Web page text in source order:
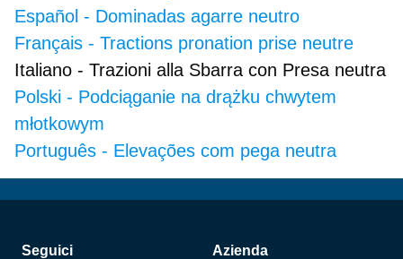
Español - Dominadas agarre neutro
Français - Tractions pronation prise neutre
Italiano - Trazioni alla Sbarra con Presa neutra
Polski - Podciąganie na drążku chwytem
młotkowym
Português - Elevações com pega neutra
Piè di pagina
Seguici Azienda